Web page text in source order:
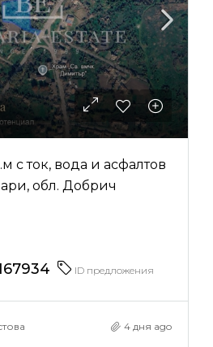
с ток, вода и асфалтов
обл. Добрич
ID предложения
4 дня ago